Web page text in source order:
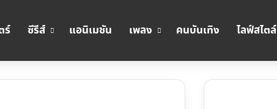
ร์ ซีรีส์ แอนิเมชัน เพลง คนบันเทิง ไลฟ์สไตล์